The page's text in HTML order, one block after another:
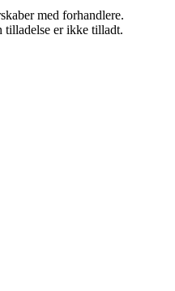
med forhandlere.
tilladelse er ikke tilladt.